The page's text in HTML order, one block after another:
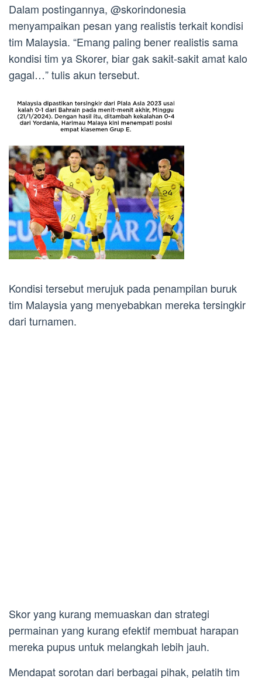
Dalam postingannya, @skorindonesia
menyampaikan pesan yang realistis terkait kondisi
tim Malaysia. “Emang paling bener realistis sama
kondisi tim ya Skorer, biar gak sakit-sakit amat kalo
gagal…” tulis akun tersebut.
Kondisi tersebut merujuk pada penampilan buruk
tim Malaysia yang menyebabkan mereka tersingkir
dari turnamen.
Skor yang kurang memuaskan dan strategi
permainan yang kurang efektif membuat harapan
mereka pupus untuk melangkah lebih jauh.
Mendapat sorotan dari berbagai pihak, pelatih tim